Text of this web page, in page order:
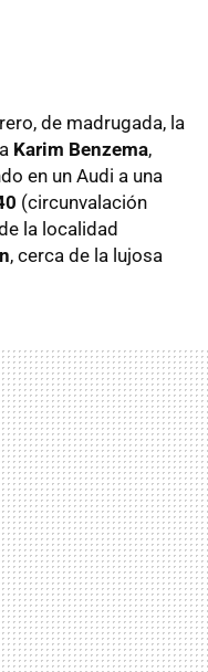
de madrugada, la
Karim Benzema,
en un Audi a una
(circunvalación
la localidad
, cerca de la lujosa